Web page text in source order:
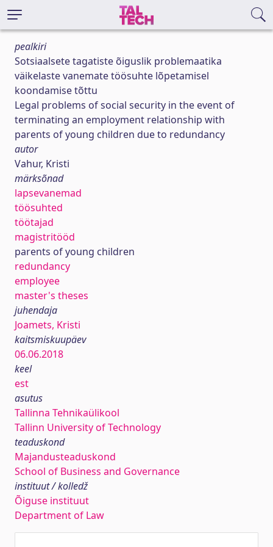
pealkiri
Sotsiaalsete tagatiste õiguslik problemaatika
väikelaste vanemate töösuhte lõpetamisel
koondamise tõttu
Legal problems of social security in the event of
terminating an employment relationship with
parents of young children due to redundancy
autor
Vahur, Kristi
märksõnad
lapsevanemad
töösuhted
töötajad
magistritööd
parents of young children
redundancy
employee
master's theses
juhendaja
Joamets, Kristi
kaitsmiskuupäev
06.06.2018
keel
est
asutus
Tallinna Tehnikaülikool
Tallinn University of Technology
teaduskond
Majandusteaduskond
School of Business and Governance
instituut / kolledž
Õiguse instituut
Department of Law